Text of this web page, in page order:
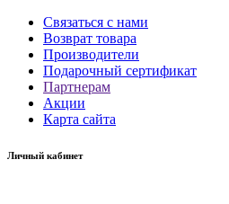
Связаться с нами
Возврат товара
Производители
Подарочный сертификат
Партнерам
Акции
Карта сайта
Личный кабинет